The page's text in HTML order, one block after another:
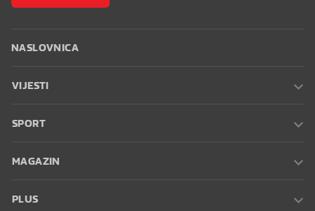
NASLOVNICA
VIJESTI
SPORT
MAGAZIN
PLUS